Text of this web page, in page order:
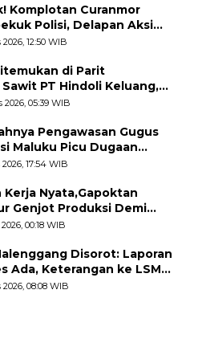
Komplotan Curanmor
Polisi, Delapan Aksi
Terungkap
12:50 WIB
di Parit
PT Hindoli Keluang,
Penyebab Kematian
2026, 05:39 WIB
Pengawasan Gugus
Maluku Picu Dugaan
Nelayan Bale-Bale di
17:54 WIB
Nyata,Gapoktan
Genjot Produksi Demi
Pangan
00:18 WIB
Disorot: Laporan
Ada, Keterangan ke LSM
08:08 WIB